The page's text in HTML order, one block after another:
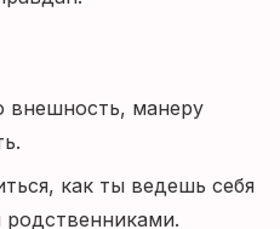
внешность, манеру
как ты ведешь себя
родственниками.